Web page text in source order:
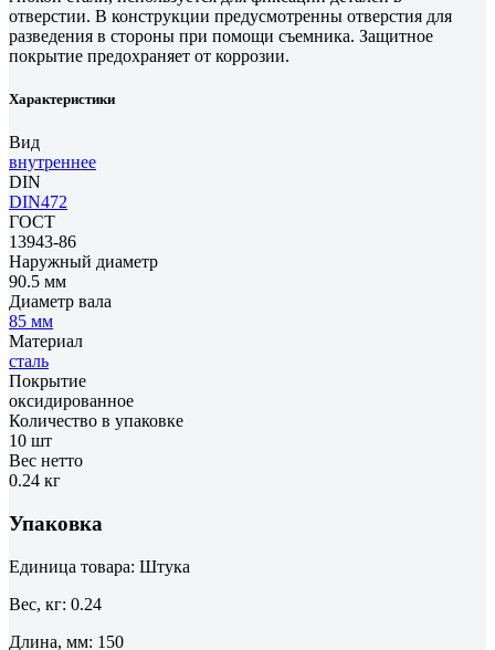
отверстии. В конструкции предусмотренны отверстия для
разведения в стороны при помощи съемника. Защитное
покрытие предохраняет от коррозии.
Характеристики
Вид
внутреннее
DIN
DIN472
ГОСТ
13943-86
Наружный диаметр
90.5 мм
Диаметр вала
85 мм
Материал
сталь
Покрытие
оксидированное
Количество в упаковке
10 шт
Вес нетто
0.24 кг
Упаковка
Единица товара: Штука
Вес, кг: 0.24
Длина, мм: 150